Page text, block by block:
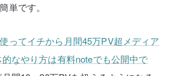
単です。
ってイチから月間45万PV超メディア
なやり方は有料noteでも公開中で